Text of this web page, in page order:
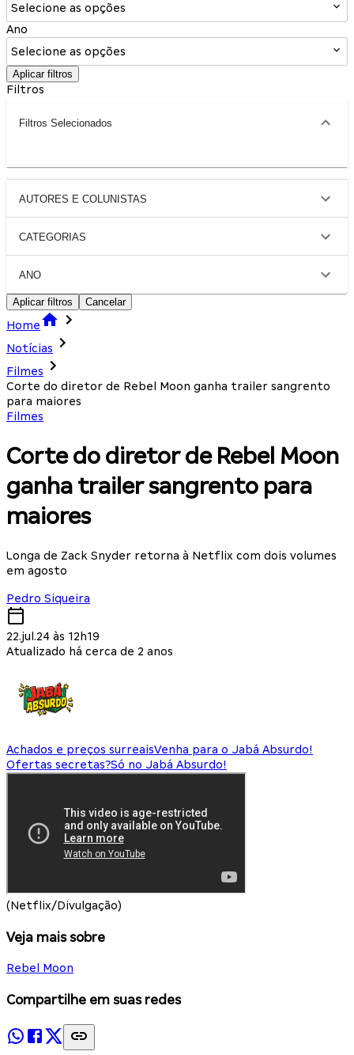
Selecione as opções
Ano
Selecione as opções
Aplicar filtros
Filtros
Filtros Selecionados
AUTORES E COLUNISTAS
CATEGORIAS
ANO
Aplicar filtros Cancelar
Home
Notícias
Filmes
Corte do diretor de Rebel Moon ganha trailer sangrento
para maiores
Filmes
Corte do diretor de Rebel Moon
ganha trailer sangrento para
maiores
Longa de Zack Snyder retorna à Netflix com dois volumes
em agosto
Pedro Siqueira
22.jul.24 às 12h19
Atualizado há cerca de 2 anos
Achados e preços surreaisVenha para o Jabá Absurdo!
Ofertas secretas?Só no Jabá Absurdo!
(Netflix/Divulgação)
Veja mais sobre
Rebel Moon
Compartilhe em suas redes